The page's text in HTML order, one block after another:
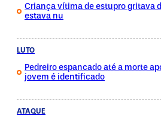
Criança vítima de estupro gritava
estava nu
LUTO
Pedreiro espancado até a morte
jovem é identificado
ATAQUE